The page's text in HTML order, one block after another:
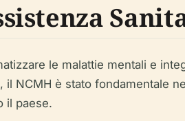
le malattie mentali e
NCMH è stato fondamentale
il paese.